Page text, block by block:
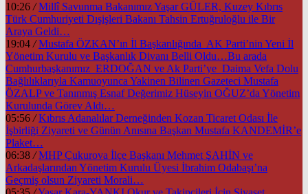
10:26 / Millî Savunma Bakanımız Yaşar GÜLER, Kuzey Kıbrıs
Türk Cumhuriyeti Dışişleri Bakanı Tahsin Ertuğruloğlu ile Bir
Araya Geldi…
19:04 / Mustafa ÖZKAN’ın İl Başkanlığında AK Parti’nin Yeni İl
Yönetim Kurulu ve Başkanlık Divanı Belli Oldu…Bu arada
Cumhurbaşkanımız ERDOĞAN ve Ak Parti’ye Daima Vefa Dolu
Bağlılıklarıyla Kamuoyunca Yakinen Bilinen Gazeteci Mustafa
ÖZALP ve Tanınmış Esnaf Değerimiz Hüseyin OĞUZ’da Yönetim
Kurulunda Görev Aldı…
05:56 / Kıbrıs Adanalılar Derneğinden Kozan Ticaret Odası İle
İşbirliği Ziyareti ve Günün Anısına Başkan Mustafa KANDEMİR’e
Plaket…
06:38 / MHP Çukurova İlçe Başkanı Mehmet ŞAHİN ve
Arkadaşlarından Yönetim Kurulu Üyesi İbrahim Odabaşı’na
Geçmiş olsun Ziyareti Morali…